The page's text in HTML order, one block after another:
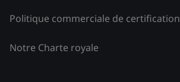
Politique commerciale de certification
Notre Charte royale